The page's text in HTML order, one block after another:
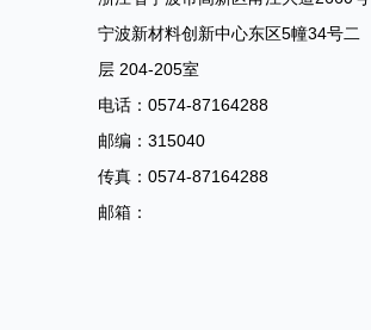
宁波新材料创新中心东区5幢34号二
层 204-205室
电话：0574-87164288
邮编：315040
传真：0574-87164288
邮箱：